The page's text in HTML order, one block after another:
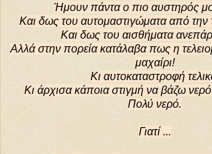
Ήμουν πάντα ο πιο αυστηρός
Και δως του αυτομαστιγώματα από την
Και δως του αισθήματα
Αλλά στην πορεία κατάλαβα πως η
μαχαίρι!
Κι αυτοκαταστροφή
Κι άρχισα κάποια στιγμή να βάζω
Πολύ νερό.
Γιατί ...